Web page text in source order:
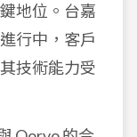
地位。台嘉
行中，客戶
技術能力受